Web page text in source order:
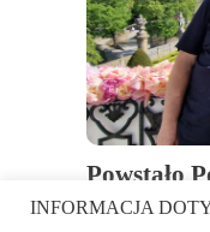
Powstało
INFORMACJA